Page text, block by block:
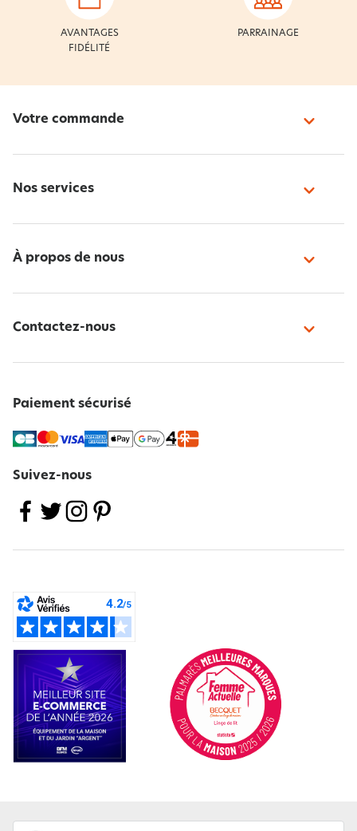
AVANTAGES
FIDÉLITÉ
PARRAINAGE
Votre commande
Nos services
À propos de nous
Contactez-nous
Paiement sécurisé
Suivez-nous